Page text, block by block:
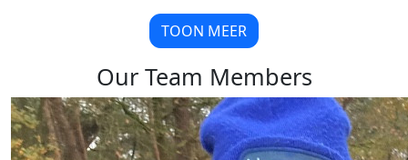
TOON MEER
Our Team Members